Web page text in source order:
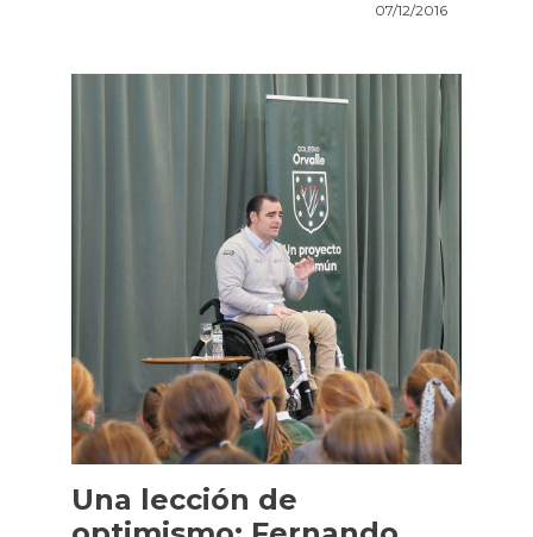
07/12/2016
Una lección de